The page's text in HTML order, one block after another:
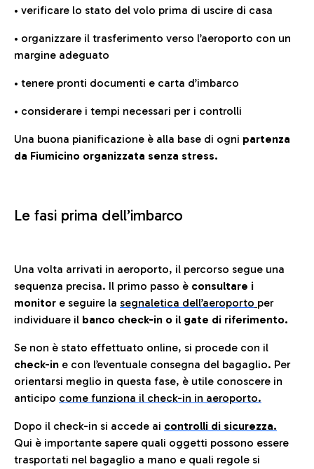
• verificare lo stato del volo prima di uscire di casa
• organizzare il trasferimento verso l’aeroporto con un
margine adeguato
• tenere pronti documenti e carta d’imbarco
• considerare i tempi necessari per i controlli
Una buona pianificazione è alla base di ogni partenza
da Fiumicino organizzata senza stress.
Le fasi prima dell’imbarco
Una volta arrivati in aeroporto, il percorso segue una
sequenza precisa. Il primo passo è consultare i
monitor e seguire la segnaletica dell’aeroporto per
individuare il banco check-in o il gate di riferimento.
Se non è stato effettuato online, si procede con il
check-in e con l’eventuale consegna del bagaglio. Per
orientarsi meglio in questa fase, è utile conoscere in
anticipo come funziona il check-in in aeroporto.
Dopo il check-in si accede ai controlli di sicurezza.
Qui è importante sapere quali oggetti possono essere
trasportati nel bagaglio a mano e quali regole si